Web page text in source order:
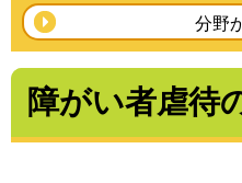
分野
障がい者虐待